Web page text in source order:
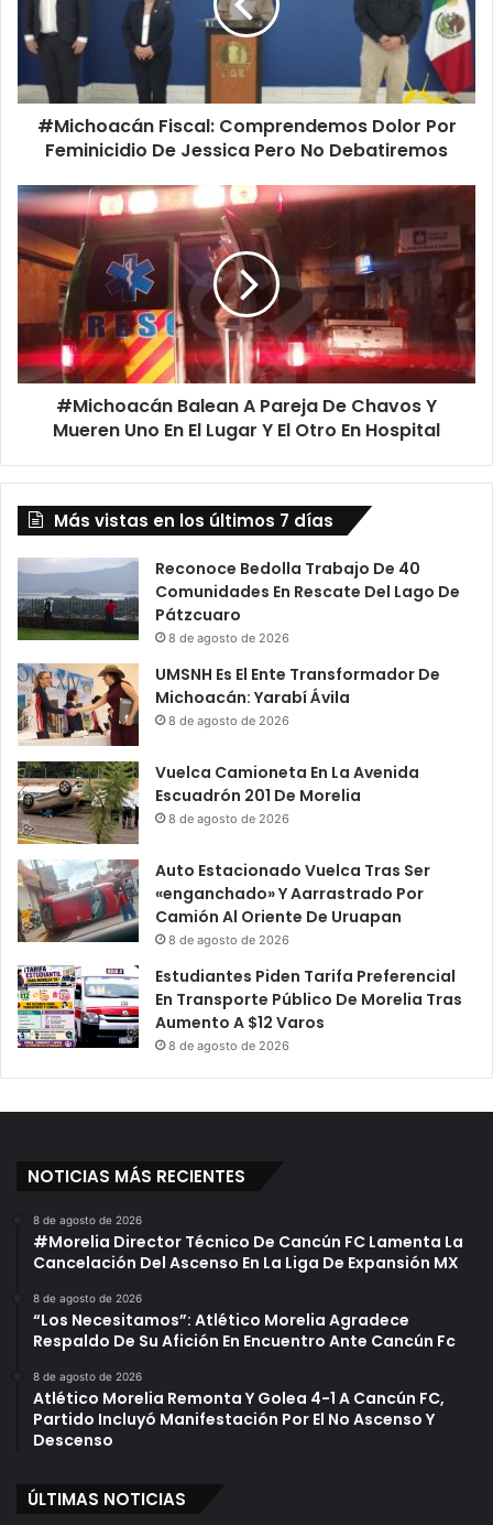
Por
Feminicidio
De
Pero
Debatiremos
#Michoacán Fiscal: Comprendemos Dolor Por
Feminicidio De Jessica Pero No Debatiremos
#Michoacán
Balean
A
Pareja
Chavos
Mueren
Uno
Otro
Hospital
#Michoacán Balean A Pareja De Chavos Y
Mueren Uno En El Lugar Y El Otro En Hospital
Más vistas en los últimos 7 días
Reconoce Bedolla Trabajo De 40
Comunidades En Rescate Del Lago De
Pátzcuaro
8 de agosto de 2026
UMSNH Es El Ente Transformador De
Michoacán: Yarabí Ávila
8 de agosto de 2026
Vuelca Camioneta En La Avenida
Escuadrón 201 De Morelia
8 de agosto de 2026
Auto Estacionado Vuelca Tras Ser
«enganchado» Y Aarrastrado Por
Camión Al Oriente De Uruapan
8 de agosto de 2026
Estudiantes Piden Tarifa Preferencial
En Transporte Público De Morelia Tras
Aumento A $12 Varos
8 de agosto de 2026
NOTICIAS MÁS RECIENTES
8 de agosto de 2026
#Morelia Director Técnico De Cancún FC Lamenta La
Cancelación Del Ascenso En La Liga De Expansión MX
8 de agosto de 2026
“Los Necesitamos”: Atlético Morelia Agradece
Respaldo De Su Afición En Encuentro Ante Cancún Fc
8 de agosto de 2026
Atlético Morelia Remonta Y Golea 4-1 A Cancún FC,
Partido Incluyó Manifestación Por El No Ascenso Y
Descenso
ÚLTIMAS NOTICIAS